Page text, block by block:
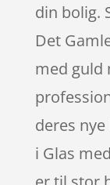
din bolig.
Det
med guld
deres
i Glas